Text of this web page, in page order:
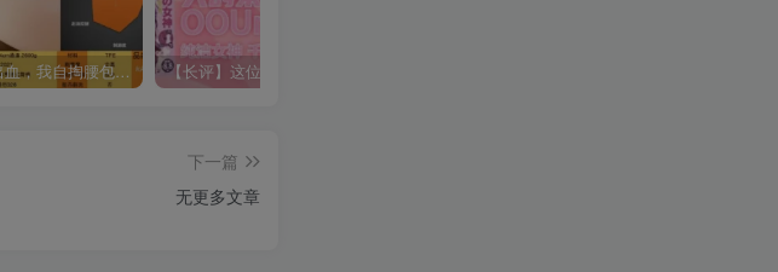
大出血，我自掏腰包给大家带来——KAGUYANO新品蜂蜜芥末酱倔强款测评
下一篇
无更多文章